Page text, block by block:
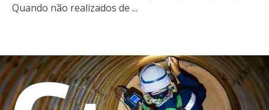
Quando não realizados de ...